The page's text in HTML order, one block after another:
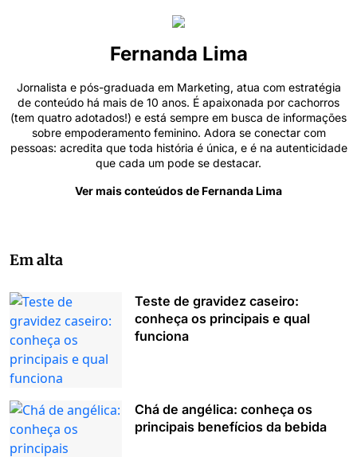
Fernanda Lima
Jornalista e pós-graduada em Marketing, atua com estratégia
de conteúdo há mais de 10 anos. É apaixonada por cachorros
(tem quatro adotados!) e está sempre em busca de informações
sobre empoderamento feminino. Adora se conectar com
pessoas: acredita que toda história é única, e é na autenticidade
que cada um pode se destacar.
Ver mais conteúdos de Fernanda Lima
Em alta
Teste de gravidez caseiro:
conheça os principais e qual
funciona
Chá de angélica: conheça os
principais benefícios da bebida